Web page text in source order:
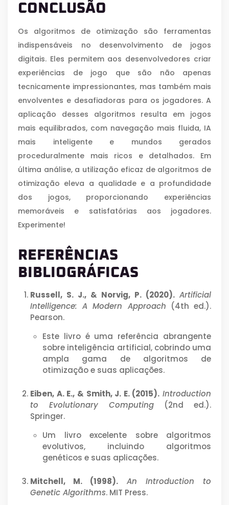
CONCLUSÃO
Os algoritmos de otimização são ferramentas
indispensáveis no desenvolvimento de jogos
digitais. Eles permitem aos desenvolvedores criar
experiências de jogo que são não apenas
tecnicamente impressionantes, mas também mais
envolventes e desafiadoras para os jogadores. A
aplicação desses algoritmos resulta em jogos
mais equilibrados, com navegação mais fluida, IA
mais inteligente e mundos gerados
proceduralmente mais ricos e detalhados. Em
última análise, a utilização eficaz de algoritmos de
otimização eleva a qualidade e a profundidade
dos jogos, proporcionando experiências
memoráveis e satisfatórias aos jogadores.
Experimente!
REFERÊNCIAS
BIBLIOGRÁFICAS
Russell, S. J., & Norvig, P. (2020). Artificial
Intelligence: A Modern Approach (4th ed.).
Pearson.
Este livro é uma referência abrangente
sobre inteligência artificial, cobrindo uma
ampla gama de algoritmos de
otimização e suas aplicações.
Eiben, A. E., & Smith, J. E. (2015). Introduction
to Evolutionary Computing (2nd ed.).
Springer.
Um livro excelente sobre algoritmos
evolutivos, incluindo algoritmos
genéticos e suas aplicações.
Mitchell, M. (1998).
An Introduction to
Genetic Algorithms. MIT Press.